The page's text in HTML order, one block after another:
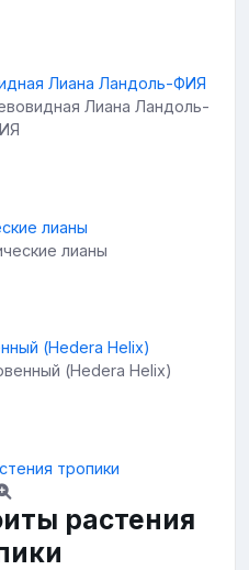
Лиана Ландоль-
лианы
(Hedera Helix)
растения